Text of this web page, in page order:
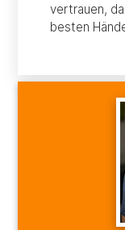
vertrauen,
besten